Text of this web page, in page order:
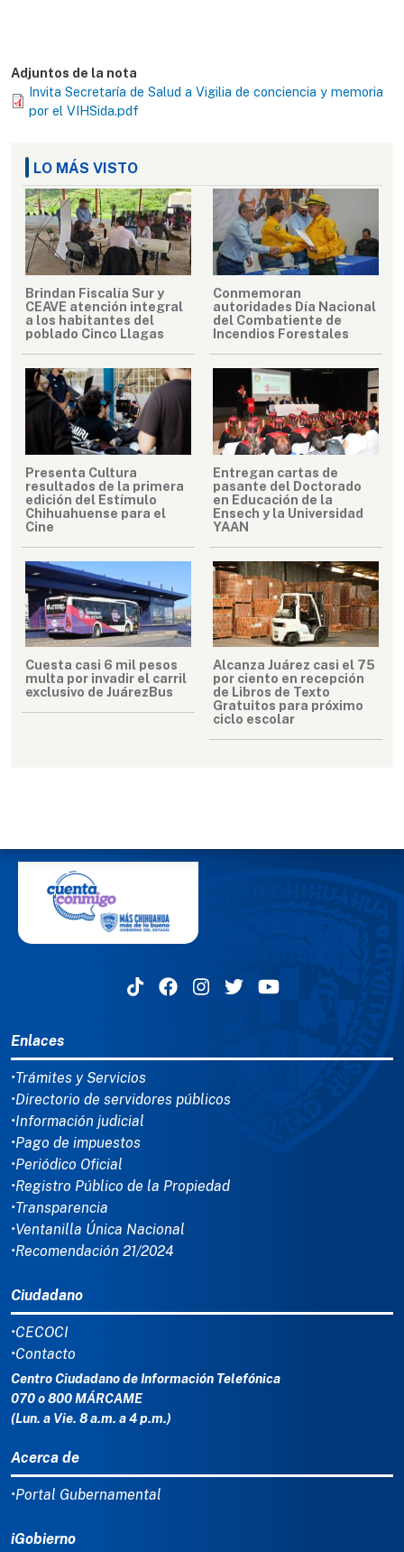
Adjuntos de la nota
Invita Secretaría de Salud a Vigilia de conciencia y memoria
por el VIHSida.pdf
LO MÁS VISTO
Brindan Fiscalía Sur y
CEAVE atención integral
a los habitantes del
poblado Cinco Llagas
Conmemoran
autoridades Día Nacional
del Combatiente de
Incendios Forestales
Presenta Cultura
resultados de la primera
edición del Estímulo
Chihuahuense para el
Cine
Entregan cartas de
pasante del Doctorado
en Educación de la
Ensech y la Universidad
YAAN
Cuesta casi 6 mil pesos
multa por invadir el carril
exclusivo de JuárezBus
Alcanza Juárez casi el 75
por ciento en recepción
de Libros de Texto
Gratuitos para próximo
ciclo escolar
Enlaces
•Trámites y Servicios
•Directorio de servidores públicos
•Información judicial
•Pago de impuestos
•Periódico Oficial
•Registro Público de la Propiedad
•Transparencia
•Ventanilla Única Nacional
•Recomendación 21/2024
Ciudadano
•CECOCI
•Contacto
Centro Ciudadano de Información Telefónica
070 o 800 MÁRCAME
(Lun. a Vie. 8 a.m. a 4 p.m.)
Acerca de
•Portal Gubernamental
iGobierno